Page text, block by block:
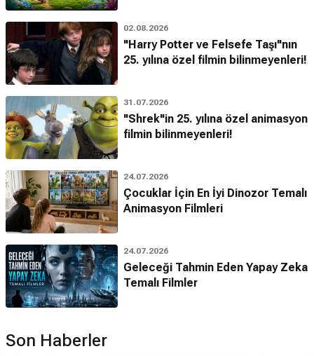
02.08.2026
"Harry Potter ve Felsefe Taşı"nın
25. yılına özel filmin bilinmeyenleri!
31.07.2026
"Shrek"in 25. yılına özel animasyon
filmin bilinmeyenleri!
24.07.2026
Çocuklar İçin En İyi Dinozor Temalı
Animasyon Filmleri
24.07.2026
Geleceği Tahmin Eden Yapay Zeka
Temalı Filmler
Son Haberler